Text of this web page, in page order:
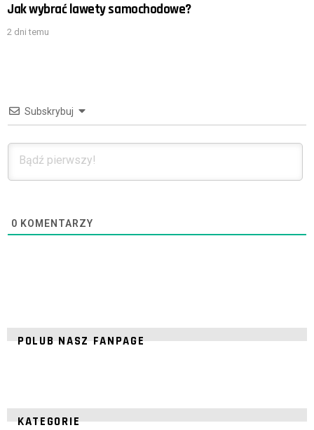
Jak wybrać lawety samochodowe?
2 dni temu
Subskrybuj
0 KOMENTARZY
POLUB NASZ FANPAGE
KATEGORIE